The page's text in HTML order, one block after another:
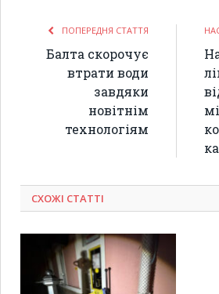
ПОПЕРЕДНЯ СТАТТЯ
Балта скорочує
втрати води
завдяки
новітнім
технологіям
СХОЖІ СТАТТІ